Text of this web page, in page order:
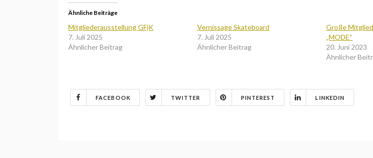
Ähnliche Beiträge
Mitgliederausstellung GFjK
7. Juli 2025
Ähnlicher Beitrag
Vernissage Skateboard
7. Juli 2025
Ähnlicher Beitrag
Große
„MODE“
20. Juni 2023
Ähnlicher
FACEBOOK TWITTER PINTEREST LINKEDIN